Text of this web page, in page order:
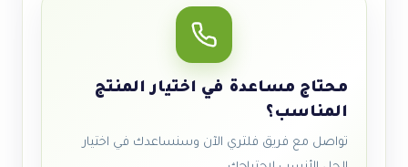
محتاج مساعدة في اختيار المنتج
المناسب؟
تواصل مع فريق فلتري الآن وسنساعدك في اختيار